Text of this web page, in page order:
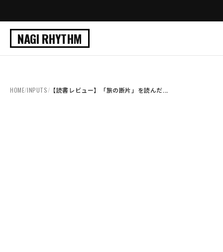
NAGI RHYTHM
HOME/INPUTS/ 【読書レビュー】「旅の断片」を読んだ...